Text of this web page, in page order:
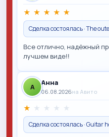
★ ★ ★ ★ ★
Сделка состоялась · The
Все отлично, надёжный
лучшем виде!!
A Анна
06.08.2026на Авито
★ ★ ★ ★ ★
Сделка состоялась · Guitar